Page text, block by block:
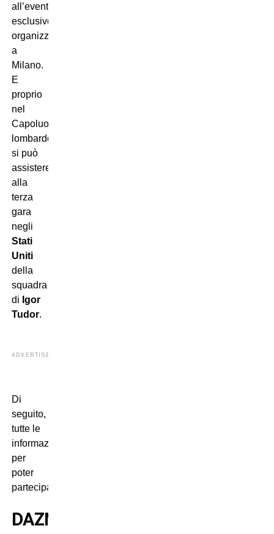
all’evento
esclusivo
organizzato
a
Milano.
E
proprio
nel
Capoluogo
lombardo,
si può
assistere
alla
terza
gara
negli
Stati
Uniti
della
squadra
di Igor
Tudor.
ADVERTISEMENT
Di
seguito,
tutte le
informazioni
per
poter
partecipare.
DAZN